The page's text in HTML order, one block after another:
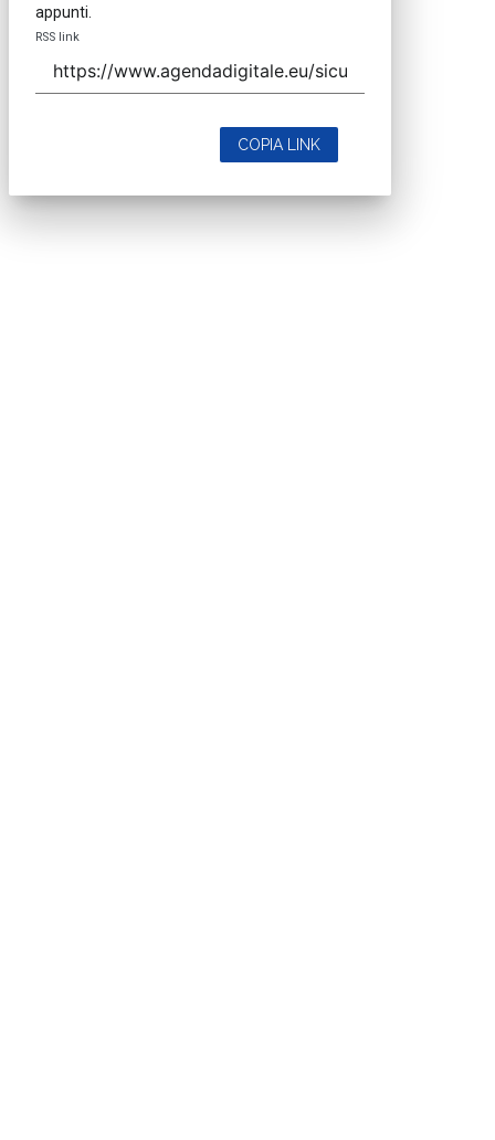
appunti.
RSS link
COPIA LINK